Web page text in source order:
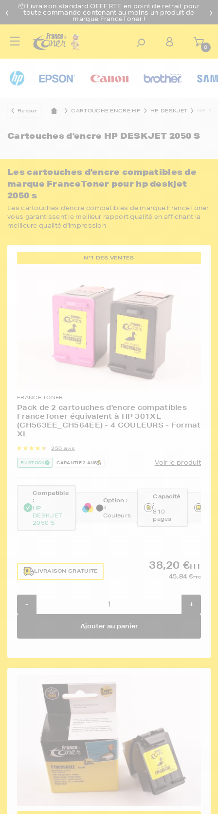
📦 Livraison standard OFFERTE en point de retrait pour
toute commande contenant au moins un produit de
marque FranceToner !
0
Retour CARTOUCHE ENCRE HP HP DESKJET HP
Cartouches d'encre HP DESKJET 2050 S
Les cartouches d'encre compatibles de
marque FranceToner pour hp deskjet
2050 s
Les cartouches d'encre compatibles de marque FranceToner
vous garantissent le meilleur rapport qualité en affichant la
meilleure qualité d'impression
N°1 DES VENTES
FRANCE TONER
Pack de 2 cartouches d'encre compatibles
FranceToner équivalent à HP 301XL
(CH563EE_CH564EE) - 4 COULEURS - Format
XL
250 avis
EN STOCK GARANTIE 2 ANS Voir le produit
Compatible
:
HP
DESKJET
2050 S
Option :
4
Couleurs
Capacité
:
810
pages
LIVRAISON GRATUITE
38,20 €HT
45,84 €TTC
- +
Ajouter au panier